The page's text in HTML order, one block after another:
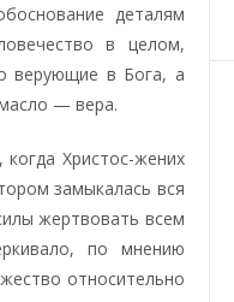
деталям
в целом,
верующие в Бога, а
— вера.
Христос-жених
замыкалась вся
жертвовать всем
по мнению
относительно